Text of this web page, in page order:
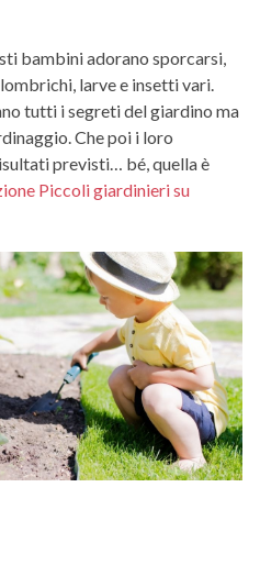
bambini adorano sporcarsi,
larve e insetti vari.
tutti i segreti del giardino ma
Che poi i loro
previsti… bé, quella è
Piccoli giardinieri su